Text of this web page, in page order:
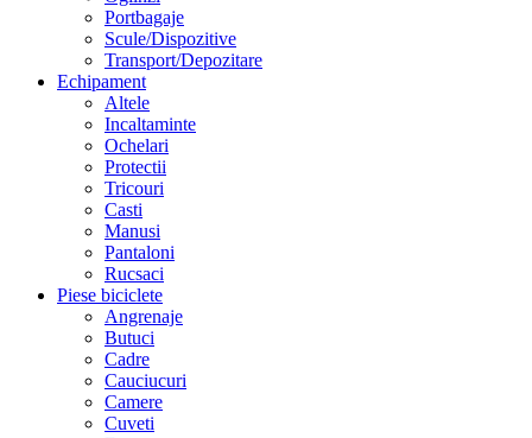
Portbagaje
Scule/Dispozitive
Transport/Depozitare
Echipament
Altele
Incaltaminte
Ochelari
Protectii
Tricouri
Casti
Manusi
Pantaloni
Rucsaci
Piese biciclete
Angrenaje
Butuci
Cadre
Cauciucuri
Camere
Cuveti